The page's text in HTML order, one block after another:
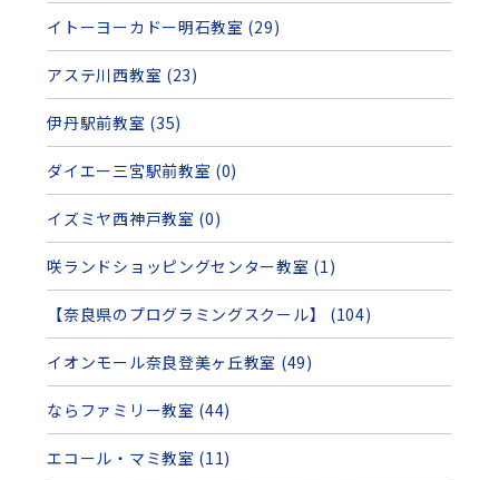
イトーヨーカドー明石教室 (29)
アステ川西教室 (23)
伊丹駅前教室 (35)
ダイエー三宮駅前教室 (0)
イズミヤ西神戸教室 (0)
咲ランドショッピングセンター教室 (1)
【奈良県のプログラミングスクール】 (104)
イオンモール奈良登美ヶ丘教室 (49)
ならファミリー教室 (44)
エコール・マミ教室 (11)